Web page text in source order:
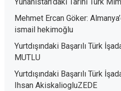
Mehmet Ercan Göker:
ismail hekimoğlu
Yurtdışındaki Başarılı Türk
MUTLU
Yurtdışındaki Başarılı Türk
Ihsan AkiskaliogluZEDE